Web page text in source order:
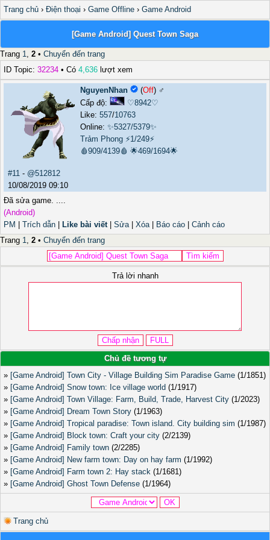
Trang chủ › Điện thoại › Game Offline › Game Android
[Game Android] Quest Town Saga
Trang 1, 2 • Chuyển đến trang
ID Topic: 32234 • Có 4,636 lượt xem
NguyenNhan (Off) ♂️
Cấp độ:
♡8942♡
Like:557/10763
Online:✨5327/5379✨
Trảm Phong ⚡1/249⚡
🩸909/4139🩸 🌟469/1694🌟
#11 - @512812
10/08/2019 09:10
Đã sửa game. ....
(Android)
PM
Trích dẫn Like bài viết| Sửa| Xóa| Báo cáo
Cảnh cáo
Trang 1, 2 • Chuyển đến trang
Trả lời nhanh
Chủ đề tương tự
» [Game Android] Town City - Village Building Sim Paradise Game (1/1851)
» [Game Android] Snow town: Ice village world (1/1917)
» [Game Android] Town Village: Farm, Build, Trade, Harvest City (1/2023)
» [Game Android] Dream Town Story (1/1963)
» [Game Android] Tropical paradise: Town island. City building sim (1/1987)
» [Game Android] Block town: Craft your city (2/2139)
» [Game Android] Family town (2/2285)
» [Game Android] New farm town: Day on hay farm (1/1992)
» [Game Android] Farm town 2: Hay stack (1/1681)
» [Game Android] Ghost Town Defense (1/1964)
Trang chủ